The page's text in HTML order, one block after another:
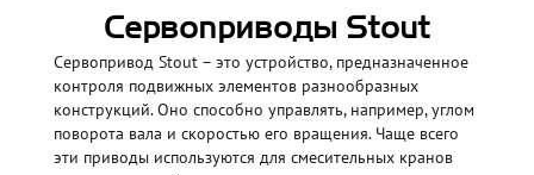
Сервоприводы Stout
Сервопривод Stout – это устройство, предназначенное
контроля подвижных элементов разнообразных
конструкций. Оно способно управлять, например, углом
поворота вала и скоростью его вращения. Чаще всего
эти приводы используются для смесительных кранов